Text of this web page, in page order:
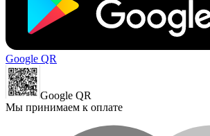
Google QR
Google QR
Мы принимаем к оплате